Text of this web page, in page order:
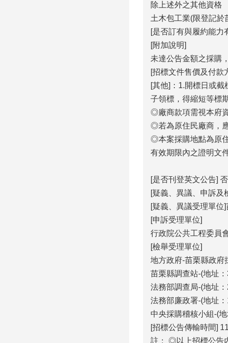
除上述外之其他資格
土木包工業(限登記於
[是否訂有與履約能力
[附加說明]
未達公告金額之採購
[招標文件售價及付款
[其他]：1.開標日或
子領標，得縮短等標期
◎廠商款項需視本府
◎若為原住民廠商，
◎本案採購地點為原
有效期限內之證明文
[是否刊登英文公告] 否
[疑義、異議、申訴及
[疑義、異議受理單位
[申訴受理單位]
行政院公共工程委員
[檢舉受理單位]
地方政府-苗栗縣政府
苗栗縣調查站-(地址
法務部調查局-(地址
法務部廉政署-(地址
中央採購稽核小組-(
[招標公告傳輸時間]
註： ◎以上招標公告